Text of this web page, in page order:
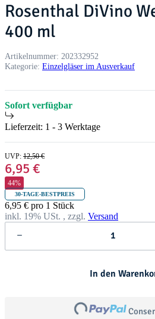
Rosenthal DiVino
400 ml
Artikelnummer: 202332952
Kategorie: Einzelgläser im Ausverkauf
Sofort verfügbar
Lieferzeit: 1 - 3 Werktage
UVP: 12,50 €
6,95 €
44%
30-TAGE-BESTPREIS
6,95 € pro 1 Stück
inkl. 19% USt. , zzgl. Versand
In den